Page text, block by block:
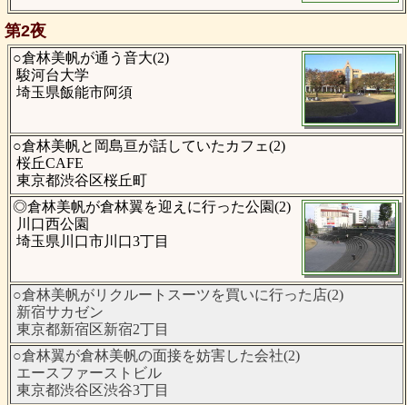
第2夜
○倉林美帆が通う音大(2)
駿河台大学
埼玉県飯能市阿須
○倉林美帆と岡島亘が話していたカフェ(2)
桜丘CAFE
東京都渋谷区桜丘町
◎倉林美帆が倉林翼を迎えに行った公園(2)
川口西公園
埼玉県川口市川口3丁目
○倉林美帆がリクルートスーツを買いに行った店(2)
新宿サカゼン
東京都新宿区新宿2丁目
○倉林翼が倉林美帆の面接を妨害した会社(2)
エースファーストビル
東京都渋谷区渋谷3丁目